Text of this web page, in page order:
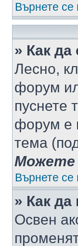
Върнете се
» Как
Лесно,
форум
пуснете
форум е
тема
Можете
Върнете се
» Как
Освен